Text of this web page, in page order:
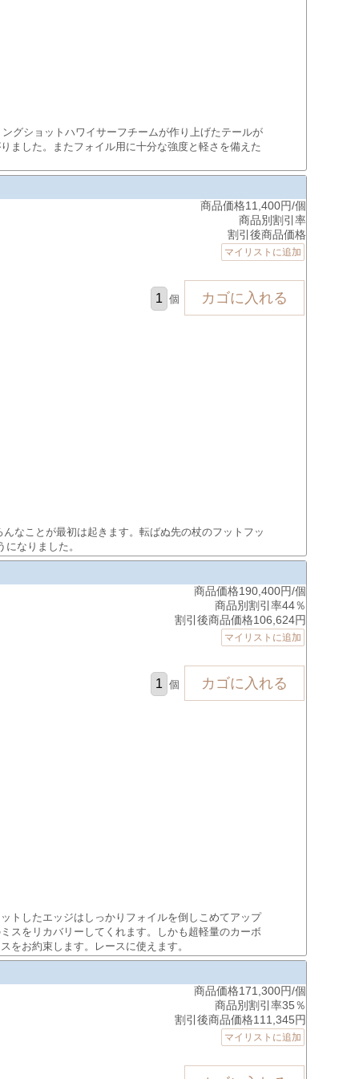
グショットハワイサーフチームが作り上げたテールが
ました。またフォイル用に十分な強度と軽さを備えた
商品価格11,400円/個
商品別割引率
割引後商品価格
マイリストに追加
個
なことが最初は起きます。転ばぬ先の杖のフットフッ
なりました。
商品価格190,400円/個
商品別割引率44％
割引後商品価格106,624円
マイリストに追加
個
トしたエッジはしっかりフォイルを倒しこめてアップ
スをリカバリーしてくれます。しかも超軽量のカーボ
をお約束します。レースに使えます。
商品価格171,300円/個
商品別割引率35％
割引後商品価格111,345円
マイリストに追加